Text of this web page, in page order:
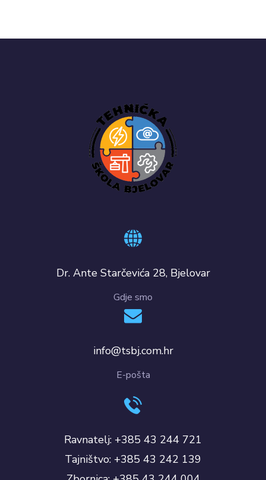
Dr. Ante Starčevića 28, Bjelovar
Gdje smo
info@tsbj.com.hr
E-pošta
Ravnatelj: +385 43 244 721
Tajništvo: +385 43 242 139